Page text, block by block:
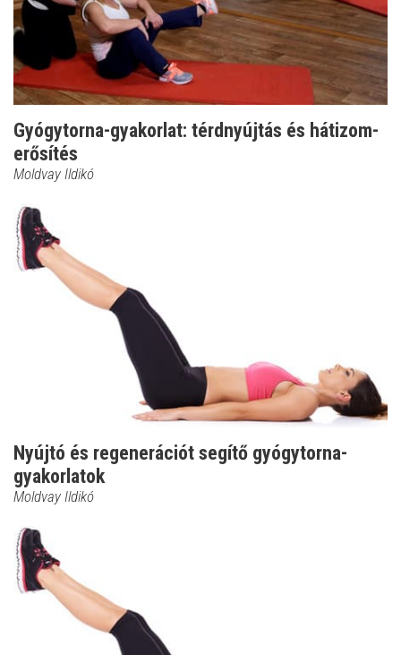
Gyógytorna-gyakorlat: térdnyújtás és hátizom-
erősítés
Moldvay Ildikó
Nyújtó és regenerációt segítő gyógytorna-
gyakorlatok
Moldvay Ildikó